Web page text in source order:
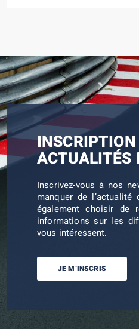
ACTUALITÉS
Inscrivez-vous à nos
manquer de
également choisir de
informations sur les
vous intéressent.
JE M’INSCRIS